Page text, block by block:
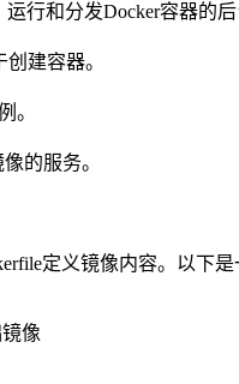
行和分发Docker容器的后
建容器。
。
的服务。
定义镜像内容。以下是
像